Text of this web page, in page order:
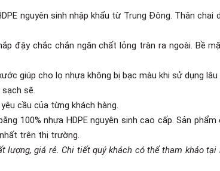
nguyên sinh nhập khẩu từ Trung Đông. Thân chai
đậy chắc chắn ngăn chất lỏng tràn ra ngoài. Bề
giúp cho lọ nhựa không bị bạc màu khi sử dụng lâu
sẽ.
cầu của từng khách hàng.
100% nhựa HDPE nguyên sinh cao cấp. Sản
trên thị trường.
lượng, giá rẻ. Chi tiết quý khách có thể tham khảo tại